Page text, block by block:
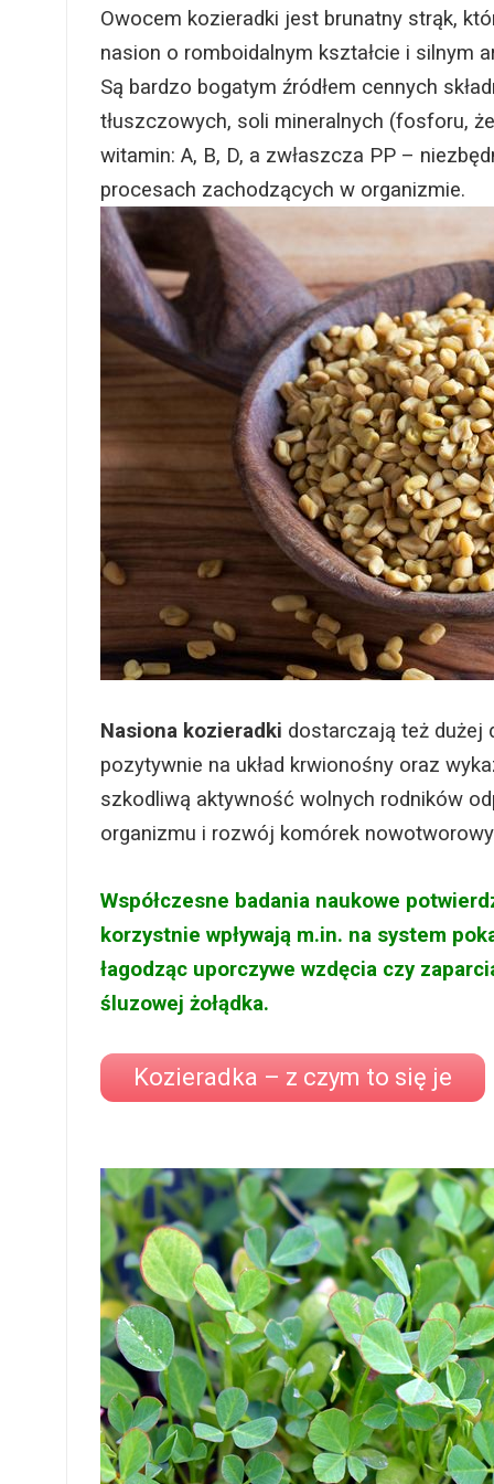
Owocem kozieradki jest brunatny strąk,
nasion o romboidalnym kształcie i silnym
Są bardzo bogatym źródłem cennych
tłuszczowych, soli mineralnych (fosforu,
witamin: A, B, D, a zwłaszcza PP –
procesach zachodzących w organizmie.
Nasiona kozieradki dostarczają też dużej
pozytywnie na układ krwionośny oraz
szkodliwą aktywność wolnych rodników
organizmu i rozwój komórek
Współczesne badania naukowe
korzystnie wpływają m.in. na system
łagodząc uporczywe wzdęcia czy
śluzowej żołądka.
Kozieradka – z czym to się je